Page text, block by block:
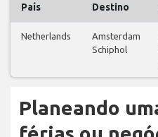
País Destino
Netherlands
Amsterdam
Schiphol
Planeando